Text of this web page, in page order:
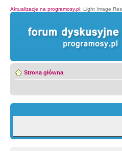
Aktualizacje na programosy.pl: Light Image
Strona główna